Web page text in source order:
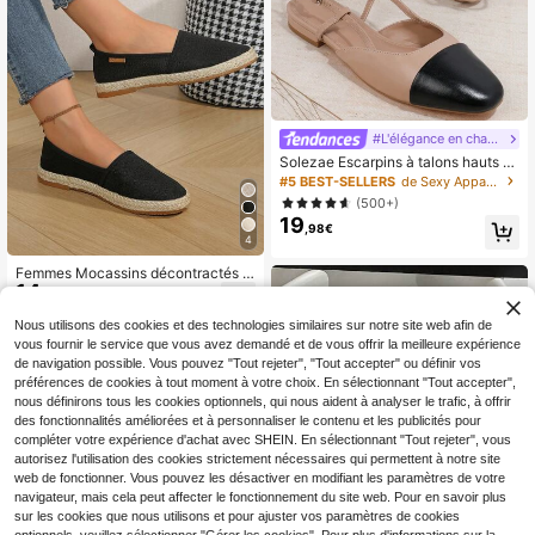
4
Femmes Mocassins décontractés e
n lin respirant, chaussures plates po
tractée
14
#L'élégance en chaussures plates
Solezae Escarpins à talons hauts p
our femmes, ambiance de vacance
s estivales. Chaussures de printemp
s, chaussures de Pâques, chaussur
es de mariage, cadeau pour la fête
#5 BEST-SELLERS
de Sexy Appartements pour femmes
(500+)
19 ,98€
Nous utilisons des cookies et des technologies similaires sur notre site web afin de
vous fournir le service que vous avez demandé et de vous offrir la meilleure expérience
de navigation possible. Vous pouvez "Tout rejeter", "Tout accepter" ou définir vos
préférences de cookies à tout moment à votre choix. En sélectionnant "Tout accepter",
nous définirons tous les cookies optionnels, qui nous aident à analyser le trafic, à offrir
des fonctionnalités améliorées et à personnaliser le contenu et les publicités pour
compléter votre expérience d'achat avec SHEIN. En sélectionnant "Tout rejeter", vous
autorisez l'utilisation des cookies strictement nécessaires qui permettent à notre site
web de fonctionner. Vous pouvez les désactiver en modifiant les paramètres de votre
navigateur, mais cela peut affecter le fonctionnement du site web. Pour en savoir plus
sur les cookies que nous utilisons et pour ajuster vos paramètres de cookies